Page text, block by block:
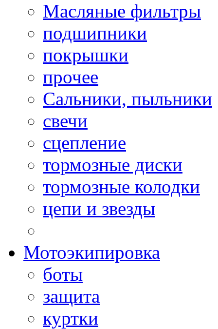
Масляные фильтры
подшипники
покрышки
прочее
Сальники, пыльники
свечи
сцепление
тормозные диски
тормозные колодки
цепи и звезды
Мотоэкипировка
боты
защита
куртки